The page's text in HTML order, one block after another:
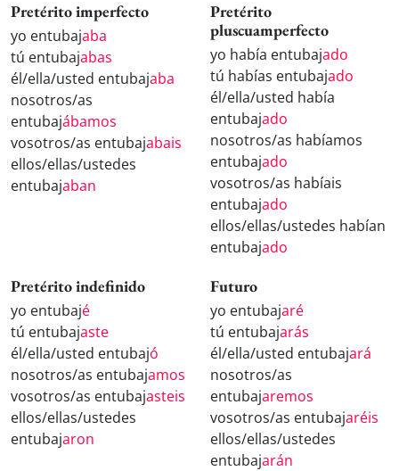
Pretérito imperfecto
yo entubajaba
tú entubajabas
él/ella/usted entubajaba
nosotros/as
entubajábamos
vosotros/as entubajabais
ellos/ellas/ustedes
entubajaban
Pretérito
pluscuamperfecto
yo había entubajado
tú habías entubajado
él/ella/usted había
entubajado
nosotros/as habíamos
entubajado
vosotros/as habíais
entubajado
ellos/ellas/ustedes habían
entubajado
Pretérito indefinido
yo entubajé
tú entubajaste
él/ella/usted entubajó
nosotros/as entubajamos
vosotros/as entubajasteis
ellos/ellas/ustedes
entubajaron
Futuro
yo entubajaré
tú entubajarás
él/ella/usted entubajará
nosotros/as
entubajaremos
vosotros/as entubajaréis
ellos/ellas/ustedes
entubajarán